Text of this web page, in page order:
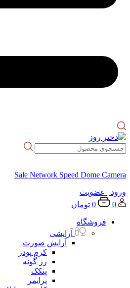
Sale Network Speed Dome Camera
ورود | عضویت
0
0 تومان
فروشگاه
آرایشی
آرایش صورت
کرم پودر
رژ گونه
پنکک
پرایمر